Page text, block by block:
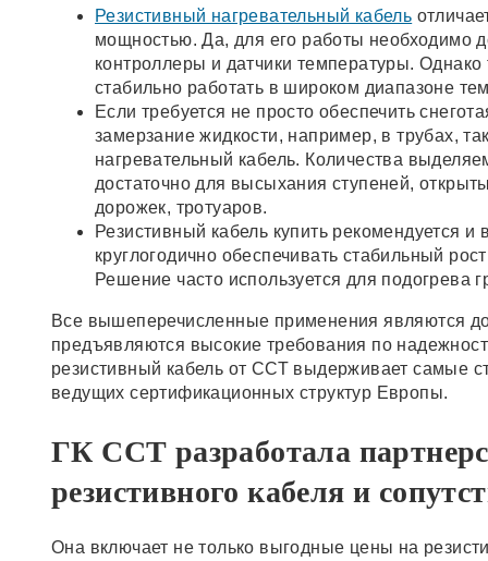
Резистивный нагревательный кабель
мощностью. Да, для его работы необходимо
контроллеры и датчики температуры. Однако
стабильно работать в широком диапазоне
Если требуется не просто обеспечить
замерзание жидкости, например, в трубах,
нагревательный кабель. Количества
достаточно для высыхания ступеней,
дорожек, тротуаров.
Резистивный кабель купить рекомендуется
круглогодично обеспечивать стабильный
Решение часто используется для подогрева
Все вышеперечисленные применения являются
предъявляются высокие требования по
резистивный кабель от ССТ выдерживает самые
ведущих сертификационных структур Европы.
ГК ССТ разработала
резистивного кабеля и
Она включает не только выгодные цены на